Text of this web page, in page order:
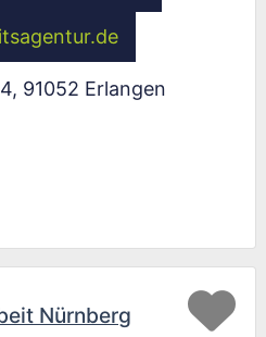
, 91052 Erlangen
Nürnberg